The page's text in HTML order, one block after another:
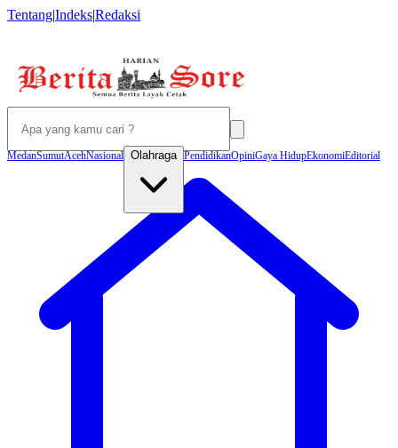
Tentang|Indeks|Redaksi
MedanSumutAcehNasional Olahraga PendidikanOpiniGaya HidupEkonomiEditorial